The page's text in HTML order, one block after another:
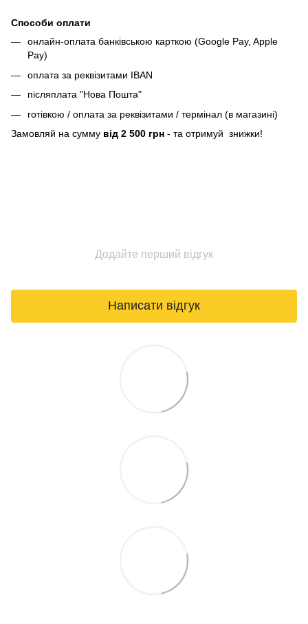
Способи оплати
онлайн-оплата банківською карткою (Google Pay, Apple
Pay)
оплата за реквізитами IBAN
післяплата "Нова Пошта"
готівкою / оплата за реквізитами / термінал (в магазині)
Замовляй на сумму від 2 500 грн - та отримуй знижки!
Додайте перший відгук
Написати відгук